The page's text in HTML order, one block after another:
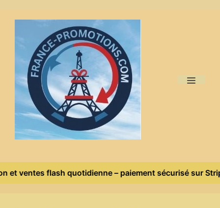
Menu
et ventes flash quotidienne – paiement sécurisé sur